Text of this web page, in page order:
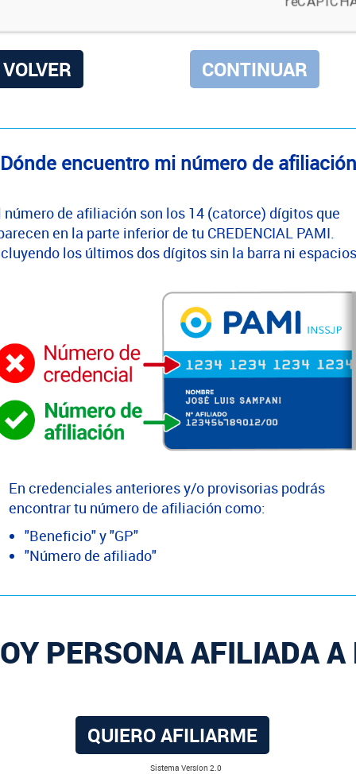
VOLVER
encuentro mi número de
número de afiliación son los 14 (catorce) dígitos que
en la parte inferior de tu CREDENCIAL PAMI.
los últimos dos dígitos sin la barra ni
En credenciales anteriores y/o provisorias podrás
encontrar tu número de afiliación como:
"Beneficio" y "GP"
"Número de afiliado"
PERSONA AFILIADA
QUIERO AFILIARME
Sistema Versíon 2.0